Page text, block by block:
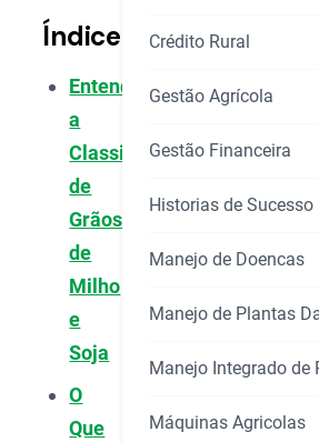
Índice
Entendendo
a
Classificação
de
Grãos
de
Milho
e
Soja
O
Que
Crédito Rural
Gestão Agrícola
Gestão Financeira
Historias de Sucesso
Manejo de Doencas
Manejo de Plantas
Manejo Integrado de
Máquinas Agricolas